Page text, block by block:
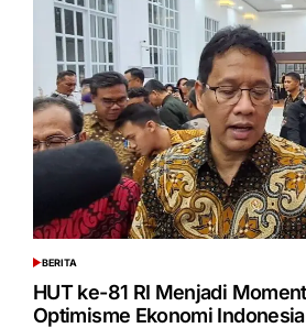
POSTED
IN
BERITA
HUT ke-81 RI Menjadi
Optimisme Ekonomi Indonesia